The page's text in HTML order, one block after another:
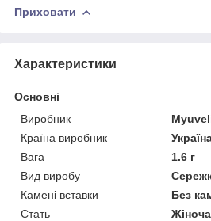
Приховати
Характеристики
Основні
Виробник
Країна виробник
Вага
1.6 г
Вид виробу
Камені вставки
Без
Стать
Жіноча